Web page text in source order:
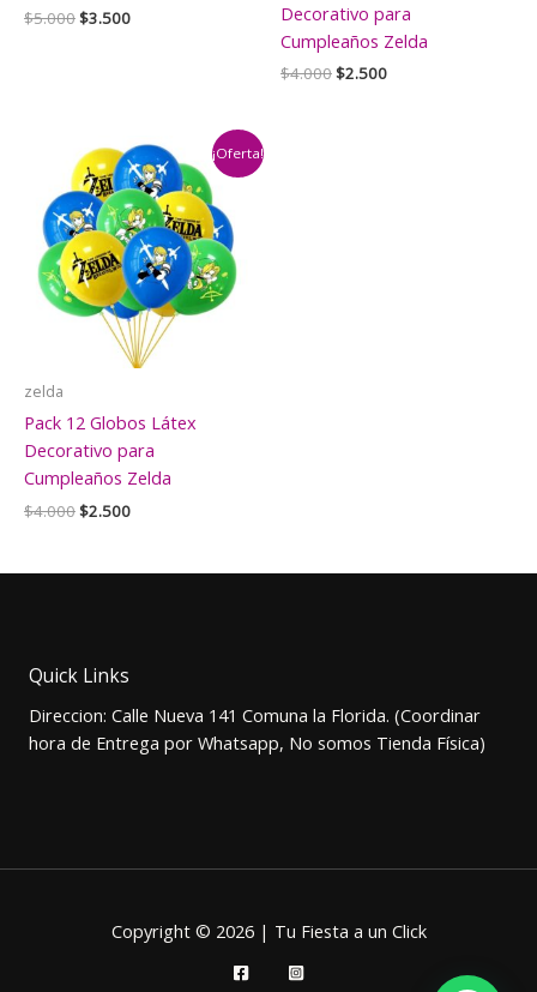
$5.000El
$3.500El
Decorativo para
Cumpleaños Zelda
$4.000El
$2.500El
¡Oferta!
zelda
Pack 12 Globos Látex
Decorativo para
Cumpleaños Zelda
$4.000El
era:
$2.500El
es:
Quick Links
Direccion: Calle Nueva 141 Comuna la Florida. (Coordinar
hora de Entrega por Whatsapp, No somos Tienda Física)
Copyright © 2026 | Tu Fiesta a un Click